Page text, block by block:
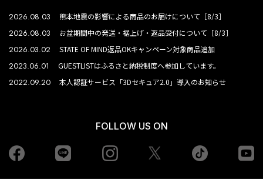
2026.08.03 熊本地震の影響による商品のお届けについて［8/3］
2026.08.03 お盆期間中の発送・裾上げ・返品受付について［8/3］
2026.03.02 STATE OF MIND返品OKキャンペーン対象商品追加
2023.06.01 GUESTLISTはふるさと納税制度へ参加しています。
2022.09.20 本人認証サービス「3Dセキュア2.0」導入のお知らせ
FOLLOW US ON
Facebook Instagram tiktok